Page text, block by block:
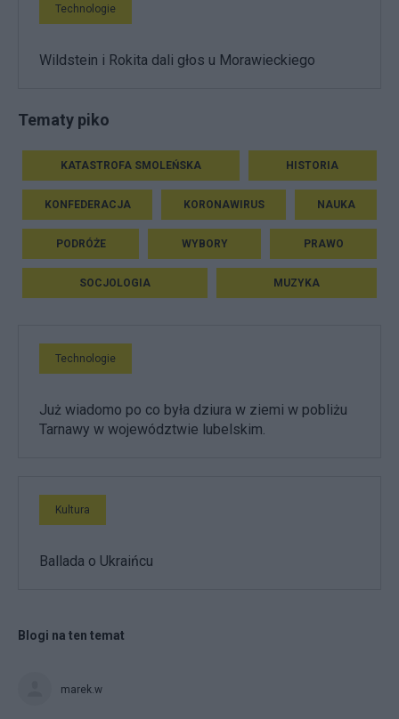
Technologie
Wildstein i Rokita dali głos u Morawieckiego
Tematy piko
KATASTROFA SMOLEŃSKA HISTORIA
KONFEDERACJA KORONAWIRUS NAUKA
PODRÓŻE WYBORY PRAWO
SOCJOLOGIA MUZYKA
Technologie
Już wiadomo po co była dziura w ziemi w pobliżu
Tarnawy w województwie lubelskim.
Kultura
Ballada o Ukraińcu
Blogi na ten temat
marek.w